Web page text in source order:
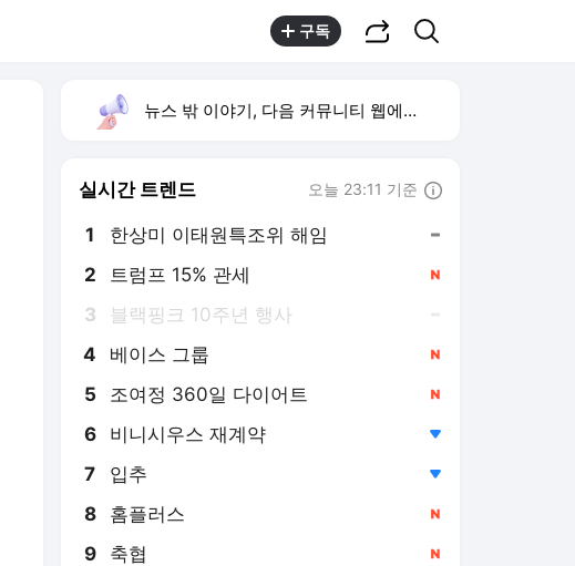
구독
뉴스 밖 이야기, 다음 커뮤니티 웹에서 보기
실시간 트렌드 오늘 23:11 기준
1 한상미 이태원특조위 해임
2 트럼프 15% 관세
3 블랙핑크 10주년 행사
4 베이스 그룹
5 조여정 360일 다이어트
6 비니시우스 재계약
7 입추
8 홈플러스
9 축협